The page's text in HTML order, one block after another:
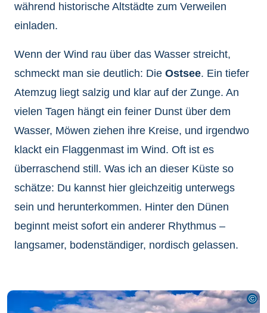
während historische Altstädte zum Verweilen
einladen.
Wenn der Wind rau über das Wasser streicht,
schmeckt man sie deutlich: Die Ostsee. Ein tiefer
Atemzug liegt salzig und klar auf der Zunge. An
vielen Tagen hängt ein feiner Dunst über dem
Wasser, Möwen ziehen ihre Kreise, und irgendwo
klackt ein Flaggenmast im Wind. Oft ist es
überraschend still. Was ich an dieser Küste so
schätze: Du kannst hier gleichzeitig unterwegs
sein und herunterkommen. Hinter den Dünen
beginnt meist sofort ein anderer Rhythmus –
langsamer, bodenständiger, nordisch gelassen.